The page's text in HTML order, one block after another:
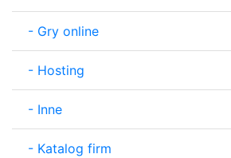
- Gry online
- Hosting
- Inne
- Katalog firm